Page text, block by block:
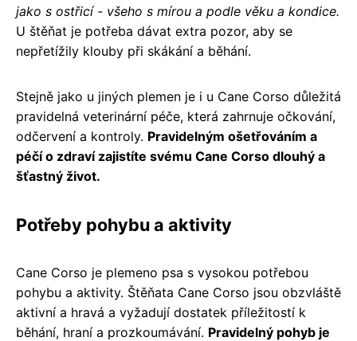
jako s ostřicí - všeho s mírou a podle věku a kondice.
U štěňat je potřeba dávat extra pozor, aby se
nepřetížily klouby při skákání a běhání.
Stejně jako u jiných plemen je i u Cane Corso důležitá
pravidelná veterinární péče, která zahrnuje očkování,
odčervení a kontroly. Pravidelným ošetřováním a
péčí o zdraví zajistíte svému Cane Corso dlouhý a
šťastný život.
Potřeby pohybu a aktivity
Cane Corso je plemeno psa s vysokou potřebou
pohybu a aktivity. Štěňata Cane Corso jsou obzvláště
aktivní a hravá a vyžadují dostatek příležitostí k
běhání, hraní a prozkoumávání. Pravidelný pohyb je